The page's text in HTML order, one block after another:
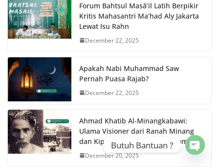
Forum Bahtsul Masā’il Latih Berpikir
Kritis Mahasantri Ma’had Aly Jakarta
Lewat Isu Rahn
December 22, 2025
Apakah Nabi Muhammad Saw
Pernah Puasa Rajab?
December 22, 2025
Ahmad Khatib Al-Minangkabawi:
Ulama Visioner dari Ranah Minang
dan Kiprahnya di Masjidil Haram
December 20, 2025
Butuh Bantuan ?